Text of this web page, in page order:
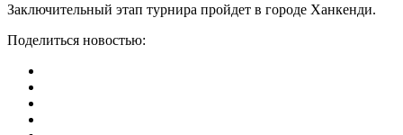
Заключительный этап турнира пройдет в городе Ханкенди.
Поделиться новостью: